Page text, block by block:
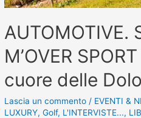
AUTOMOTIVE.
M’OVER
cuore delle
Lascia un commento / EVENTI &
LUXURY,Golf, L'INTERVISTE...,